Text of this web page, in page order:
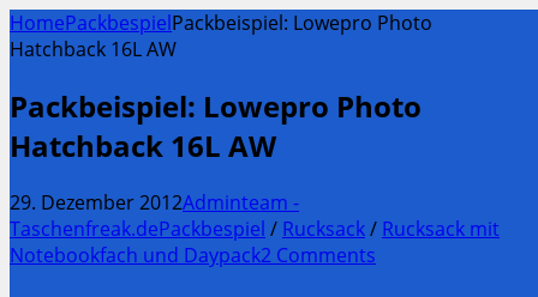
HomePackbespielPackbeispiel: Lowepro Photo
Hatchback 16L AW
Packbeispiel: Lowepro Photo
Hatchback 16L AW
29. Dezember 2012Adminteam -
Taschenfreak.dePackbespiel / Rucksack/ Rucksack mit
Notebookfach und Daypack2 Comments